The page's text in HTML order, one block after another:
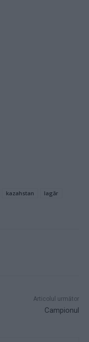
kazahstan
lagăr
Articolul următor
Campionul